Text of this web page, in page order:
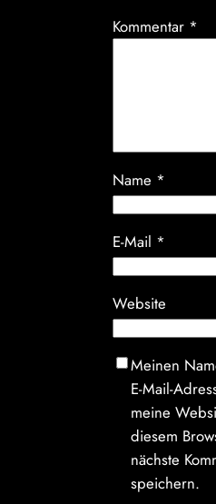
Kommentar *
Name *
E-Mail *
Website
Meinen
E-Mail-
meine
diesem
nächste
speichern.